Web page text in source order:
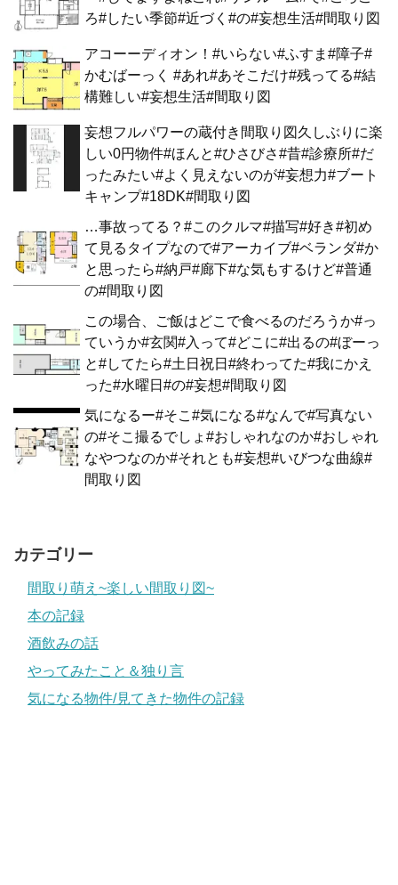
ろ#したい季節#近づく#の#妄想生活#間取り図
アコーーディオン！#いらない#ふすま#障子#
かむばーっく #あれ#あそこだけ#残ってる#結
構難しい#妄想生活#間取り図
妄想フルパワーの蔵付き間取り図久しぶりに楽
しい0円物件#ほんと#ひさびさ#昔#診療所#だ
ったみたい#よく見えないのが#妄想力#ブート
キャンプ#18DK#間取り図
…事故ってる？#このクルマ#描写#好き#初め
て見るタイプなので#アーカイブ#ベランダ#か
と思ったら#納戸#廊下#な気もするけど#普通
の#間取り図
この場合、ご飯はどこで食べるのだろうか#っ
ていうか#玄関#入って#どこに#出るの#ぼーっ
と#してたら#土日祝日#終わってた#我にかえ
った#水曜日#の#妄想#間取り図
気になるー#そこ#気になる#なんで#写真ない
の#そこ撮るでしょ#おしゃれなのか#おしゃれ
なやつなのか#それとも#妄想#いびつな曲線#
間取り図
カテゴリー
間取り萌え~楽しい間取り図~
本の記録
酒飲みの話
やってみたこと＆独り言
気になる物件/見てきた物件の記録